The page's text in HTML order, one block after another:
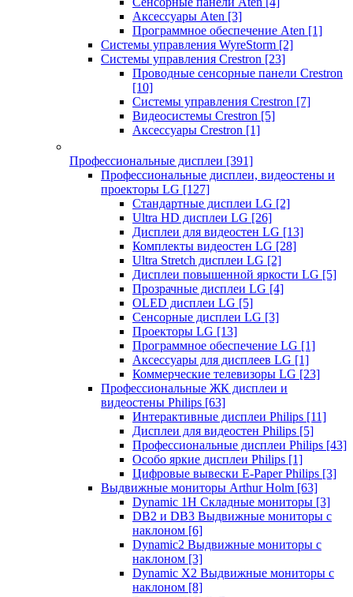
Аксессуары Aten [3]
Программное обеспечение Aten [1]
Системы управления WyreStorm [2]
Системы управления Crestron [23]
Проводные сенсорные панели Crestron
[10]
Системы управления Crestron [7]
Видеосистемы Crestron [5]
Аксессуары Crestron [1]
Профессиональные дисплеи [391]
Профессиональные дисплеи, видеостены и
проекторы LG [127]
Стандартные дисплеи LG [2]
Ultra HD дисплеи LG [26]
Дисплеи для видеостен LG [13]
Комплекты видеостен LG [28]
Ultra Stretch дисплеи LG [2]
Дисплеи повышенной яркости LG [5]
Прозрачные дисплеи LG [4]
OLED дисплеи LG [5]
Сенсорные дисплеи LG [3]
Проекторы LG [13]
Программное обеспечение LG [1]
Аксессуары для дисплеев LG [1]
Коммерческие телевизоры LG [23]
Профессиональные ЖК дисплеи и
видеостены Philips [63]
Интерактивные дисплеи Philips [11]
Дисплеи для видеостен Philips [5]
Профессиональные дисплеи Philips [43]
Особо яркие дисплеи Philips [1]
Цифровые вывески E-Paper Philips [3]
Выдвижные мониторы Arthur Holm [63]
Dynamic 1Н Складные мониторы [3]
DB2 и DB3 Выдвижные мониторы с
наклоном [6]
Dynamic2 Выдвижные мониторы с
наклоном [3]
Dynamic X2 Выдвижные мониторы с
наклоном [8]